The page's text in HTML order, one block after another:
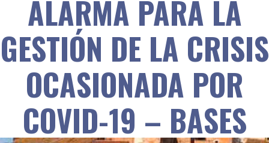
ALARMA PARA LA
GESTIÓN DE LA CRISIS
OCASIONADA POR
COVID-19 – BASES